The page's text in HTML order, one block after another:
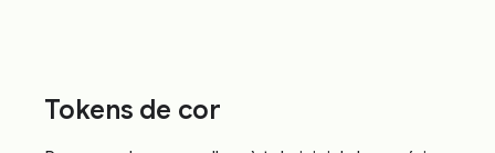
Tokens de cor